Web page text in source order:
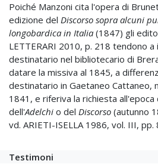
Poiché Manzoni cita l'opera di
edizione del Discorso sopra alcuni
longobardica in Italia (1847) gli
LETTERARI 2010, p. 218 tendono
destinatario nel bibliotecario di
datare la missiva al 1845, a
destinatario in Gaetaneo
1841, e riferiva la richiesta all'epoca
dell'Adelchi o del Discorso (autunno
vd. ARIETI-ISELLA 1986, vol. III, pp.
Testimoni